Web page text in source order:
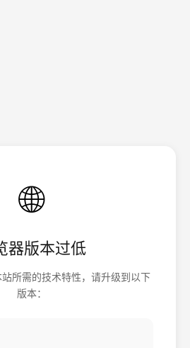
🌐
器版本过低
所需的技术特性，请升级到以下
版本：